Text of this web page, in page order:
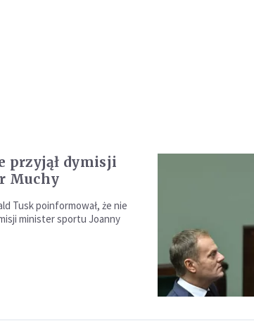
przyjął dymisji
Muchy
Tusk poinformował, że nie
minister sportu Joanny